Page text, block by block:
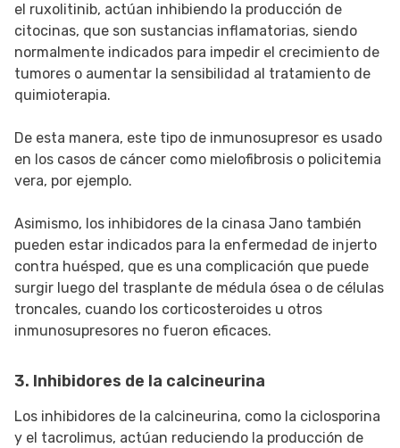
el ruxolitinib, actúan inhibiendo la producción de
citocinas, que son sustancias inflamatorias, siendo
normalmente indicados para impedir el crecimiento de
tumores o aumentar la sensibilidad al tratamiento de
quimioterapia.
De esta manera, este tipo de inmunosupresor es usado
en los casos de cáncer como mielofibrosis o policitemia
vera, por ejemplo.
Asimismo, los inhibidores de la cinasa Jano también
pueden estar indicados para la enfermedad de injerto
contra huésped, que es una complicación que puede
surgir luego del trasplante de médula ósea o de células
troncales, cuando los corticosteroides u otros
inmunosupresores no fueron eficaces.
3. Inhibidores de la calcineurina
Los inhibidores de la calcineurina, como la ciclosporina
y el tacrolimus, actúan reduciendo la producción de